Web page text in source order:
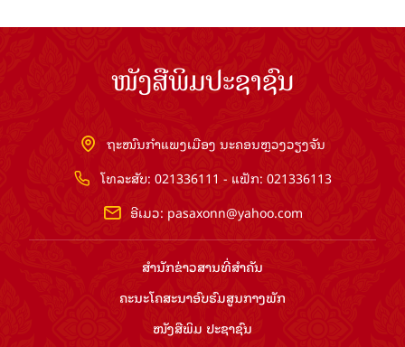
Loading PDF 100% ...
ໜັງສືພິມປະຊາຊົນ
ຖະໜົນກຳແພງເມືອງ ນະຄອນຫຼວງວຽງຈັນ
ໂທລະສັບ: 021336111 - ແຟັກ: 021336113
ອີເມວ: pasaxonn@yahoo.com
ສຳ​ນັກ​ຂ່າວ​ສານ​ທີ່​ສຳ​ຄັນ​
ຄະນະໂຄສະນາອົບຮົມ​ສູນ​ກາງ​ພັກ
ໜັງສືພິມ ປະ​ຊາ​ຊົນ